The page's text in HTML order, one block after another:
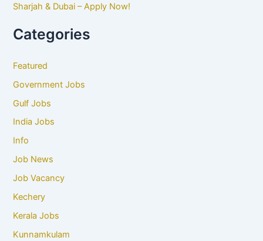
Sharjah & Dubai – Apply Now!
Categories
Featured
Government Jobs
Gulf Jobs
India Jobs
Info
Job News
Job Vacancy
Kechery
Kerala Jobs
Kunnamkulam